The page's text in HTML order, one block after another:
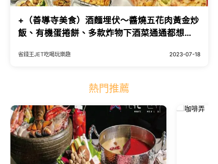
+（善導寺美食）酒麵埋伏～醬燒五花肉黃金炒
飯、有機蛋捲餅、多款炸物下酒菜通通都想
省錢王JET吃喝玩樂趣 2023-07-18
熱門推薦